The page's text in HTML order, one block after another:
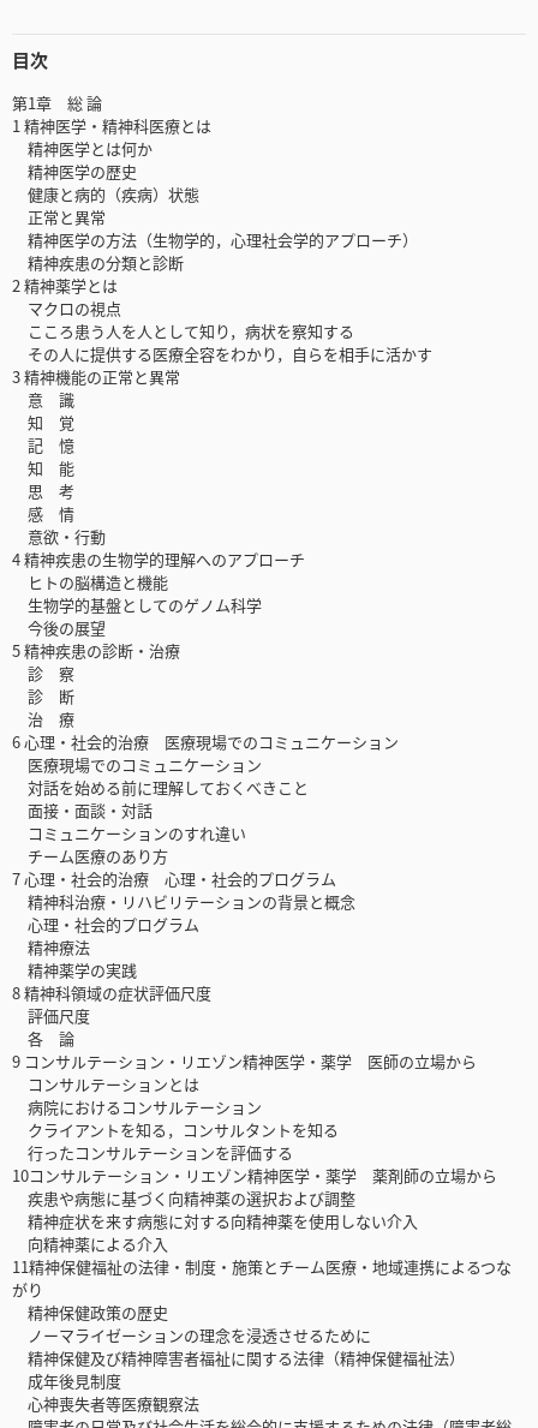
目次
第1章 総 論
1 精神医学・精神科医療とは
精神医学とは何か
精神医学の歴史
健康と病的（疾病）状態
正常と異常
精神医学の方法（生物学的，心理社会学的アプローチ）
精神疾患の分類と診断
2 精神薬学とは
マクロの視点
こころ患う人を人として知り，病状を察知する
その人に提供する医療全容をわかり，自らを相手に活かす
3 精神機能の正常と異常
意 識
知 覚
記 憶
知 能
思 考
感 情
意欲・行動
4 精神疾患の生物学的理解へのアプローチ
ヒトの脳構造と機能
生物学的基盤としてのゲノム科学
今後の展望
5 精神疾患の診断・治療
診 察
診 断
治 療
6 心理・社会的治療 医療現場でのコミュニケーション
医療現場でのコミュニケーション
対話を始める前に理解しておくべきこと
面接・面談・対話
コミュニケーションのすれ違い
チーム医療のあり方
7 心理・社会的治療 心理・社会的プログラム
精神科治療・リハビリテーションの背景と概念
心理・社会的プログラム
精神療法
精神薬学の実践
8 精神科領域の症状評価尺度
評価尺度
各 論
9 コンサルテーション・リエゾン精神医学・薬学 医師の立場から
コンサルテーションとは
病院におけるコンサルテーション
クライアントを知る，コンサルタントを知る
行ったコンサルテーションを評価する
10コンサルテーション・リエゾン精神医学・薬学 薬剤師の立場から
疾患や病態に基づく向精神薬の選択および調整
精神症状を来す病態に対する向精神薬を使用しない介入
向精神薬による介入
11精神保健福祉の法律・制度・施策とチーム医療・地域連携によるつな
がり
精神保健政策の歴史
ノーマライゼーションの理念を浸透させるために
精神保健及び精神障害者福祉に関する法律（精神保健福祉法）
成年後見制度
心神喪失者等医療観察法